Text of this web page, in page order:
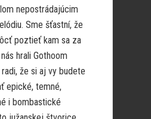
nepostrádajúcim
Sme šťastní, že
poztieť kam sa za
hrali Gothoom
že si aj vy budete
epické, temné,
i bombastické